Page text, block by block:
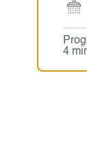
4